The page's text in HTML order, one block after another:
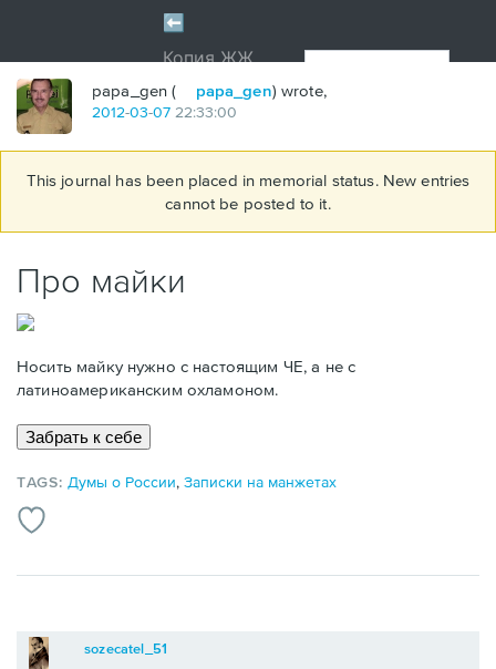
papa_gen ( papa_gen) wrote,
2012-03-07 22:33:00
This journal has been placed in memorial status. New entries
cannot be posted to it.
Про майки
Носить майку нужно с настоящим ЧЕ, а не с
латиноамериканским охламоном.
TAGS: Думы о России,Записки на манжетах
sozecatel_51